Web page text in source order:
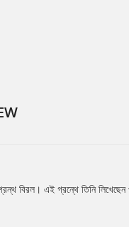
বিরল। এই গ্রন্থে তিনি